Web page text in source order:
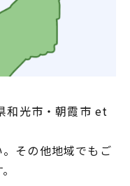
和光市・朝霞市 et
その他地域でもご